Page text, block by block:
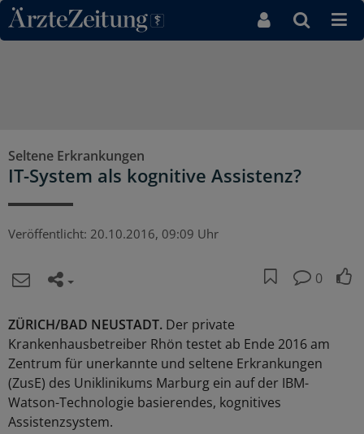
Direkt zum Inhaltsbereich
Seltene Erkrankungen
IT-System als kognitive Assistenz?
Veröffentlicht: 20.10.2016, 09:09 Uhr
0
ZÜRICH/BAD NEUSTADT. Der private
Krankenhausbetreiber Rhön testet ab Ende 2016 am
Zentrum für unerkannte und seltene Erkrankungen
(ZusE) des Uniklinikums Marburg ein auf der IBM-
Watson-Technologie basierendes, kognitives
Assistenzsystem.